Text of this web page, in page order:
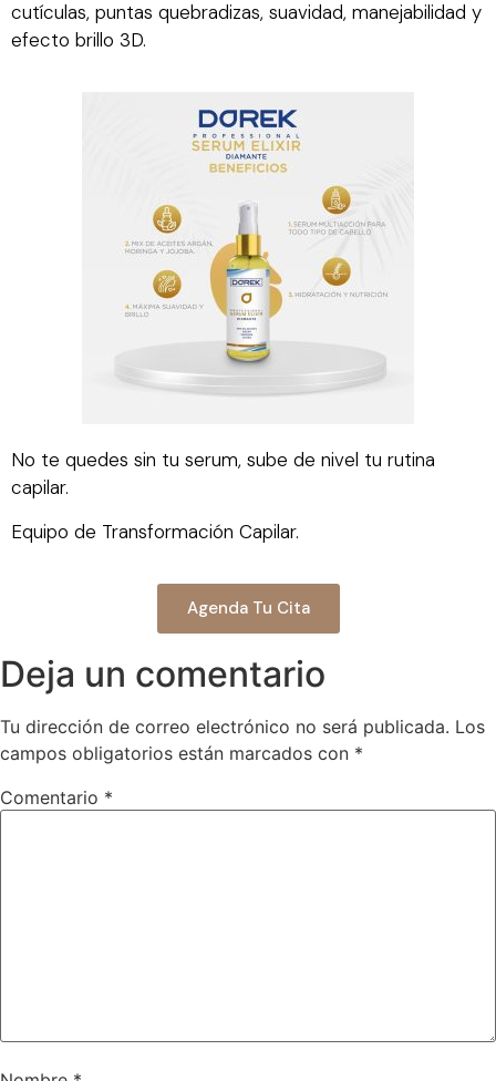
cutículas, puntas quebradizas, suavidad, manejabilidad y
efecto brillo 3D.
No te quedes sin tu serum, sube de nivel tu rutina
capilar.
Equipo de Transformación Capilar.
Agenda Tu Cita
Deja un comentario
Tu dirección de correo electrónico no será publicada. Los
campos obligatorios están marcados con *
Comentario *